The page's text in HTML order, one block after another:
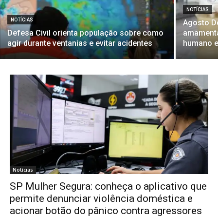
NOTÍCIAS
Defesa Civil orienta população sobre como
agir durante ventanias e evitar acidentes
NOTÍCIAS
Agosto
humano
Notícias
SP Mulher Segura: conheça o aplicativo que
permite denunciar violência doméstica e
acionar botão do pânico contra agressores